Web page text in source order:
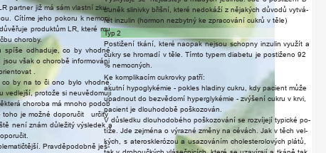
partner již má sám vlastní zku-
Cítíme jeho pokoru k nemoci
důvěřuje produktům LR, které mu
choroby.
spíše odhaduje, co by vhodné
jsou však o chorobě informováni
.
co by na to či ono bylo vhodné.
vedlejší, protože si neuvědomují
choroba má mnoho podob
toho je možné doporučit určitý
není znám důležitý výsledek a
Pravděpodobně ješ-
buněk slinivky břišní, které nedokáží z nějakých důvodů vytvá-
řet inzulin (hormon nezbytný ke zpracování cukrů v těle)
Typ 2
Postižení tkání, které naopak nejsou schopny inzulin využít a
cukry se hromadí v těle. Tímto typem diabetu je postiženo 92
% nemocných.
Ke komplikacím cukrovky patří:
akutní hypoglykémie - pokles hladiny cukru, kdy pacient může
upadnout do bezvědomí hyperglykémie - zvýšení cukru v krvi,
pacient je dlouhodobě poškozován.
V důsledku dlouhodobého poškozování se rozvíjejí typické po-
tíže. Jde zejména o výrazné změny na cévách. Jak v těch vel-
kých, s aterosklerózou a usazováním cholesterolových plátů,